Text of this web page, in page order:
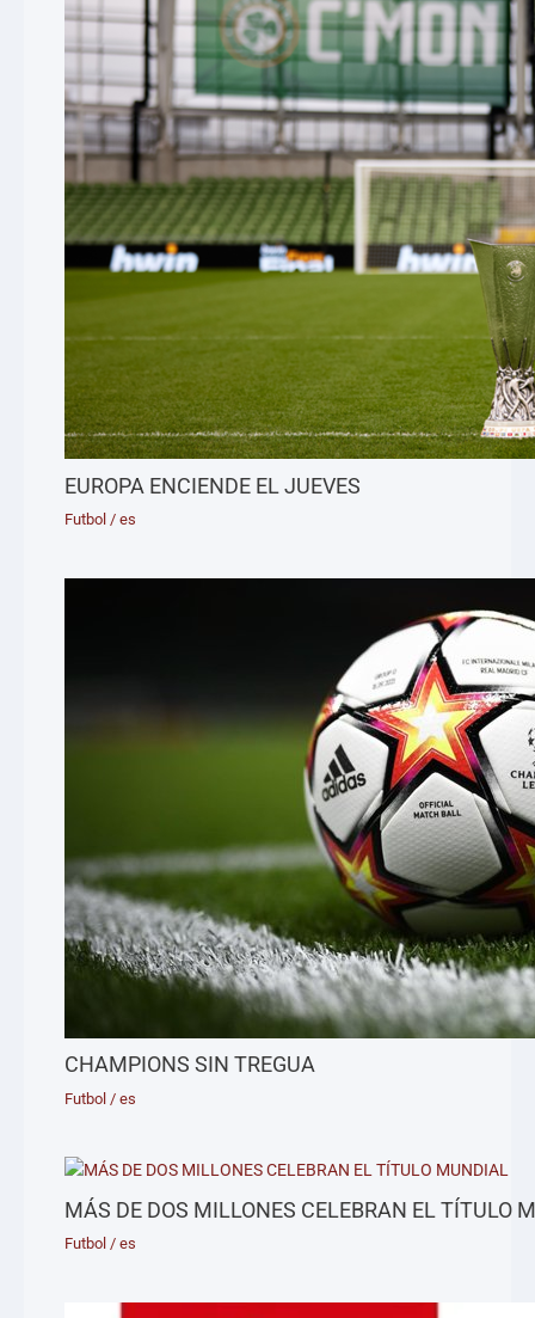
EUROPA ENCIENDE EL JUEVES
Futbol /es
CHAMPIONS SIN TREGUA
Futbol /es
MÁS DE DOS MILLONES CELEBRAN EL TÍTULO
Futbol /es